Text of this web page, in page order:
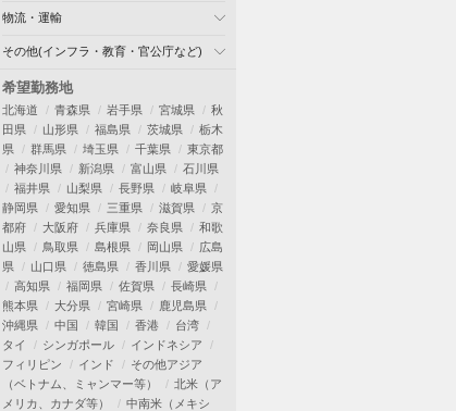
物流・運輸
その他(インフラ・教育・官公庁など)
希望勤務地
北海道 青森県 岩手県 宮城県
秋
田県
山形県 福島県 茨城県
栃木
県
群馬県 埼玉県 千葉県
東京都
神奈川県
新潟県 富山県
石川県
福井県
山梨県 長野県
岐阜県
静岡県
愛知県 三重県 滋賀県
京
都府
大阪府 兵庫県 奈良県
和歌
山県
鳥取県 島根県 岡山県
広島
県
山口県 徳島県 香川県
愛媛県
高知県
福岡県 佐賀県
長崎県
熊本県
大分県 宮崎県
鹿児島県
沖縄県
中国 韓国 香港
台湾
タイ
シンガポール
インドネシア
フィリピン
インド
その他アジア
（ベトナム、ミャンマー等）
北米（ア
メリカ、カナダ等）
中南米（メキシ